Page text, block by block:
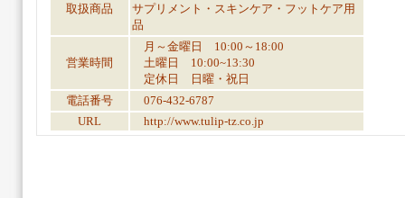
取扱商品
サプリメント・スキンケア・フットケア用
品
営業時間
月～金曜日 10:00～18:00
土曜日 10:00~13:30
定休日 日曜・祝日
電話番号
076-432-6787
URL
http://www.tulip-tz.co.jp